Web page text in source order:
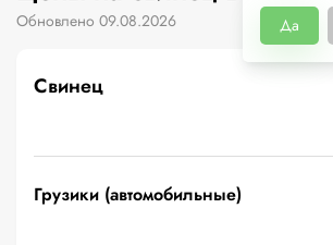
Да
Обновлено 09.08.2026
Свинец
Грузики (автомобильные)